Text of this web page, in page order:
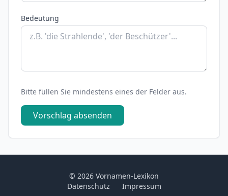
Bedeutung
Bitte füllen Sie mindestens eines der Felder aus.
Vorschlag absenden
© 2026 Vornamen-Lexikon
Datenschutz
Impressum